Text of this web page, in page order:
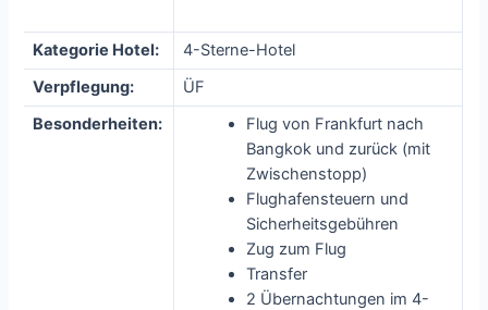
Kategorie Hotel:
4-Sterne-Hotel
Verpflegung:
ÜF
Besonderheiten:
Flug von Frankfurt nach
Bangkok und zurück (mit
Zwischenstopp)
Flughafensteuern und
Sicherheitsgebühren
Zug zum Flug
Transfer
2 Übernachtungen im 4-